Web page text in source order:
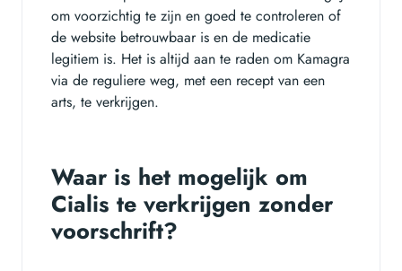
om voorzichtig te zijn en goed te controleren of
de website betrouwbaar is en de medicatie
legitiem is. Het is altijd aan te raden om Kamagra
via de reguliere weg, met een recept van een
arts, te verkrijgen.
Waar is het mogelijk om
Cialis te verkrijgen zonder
voorschrift?